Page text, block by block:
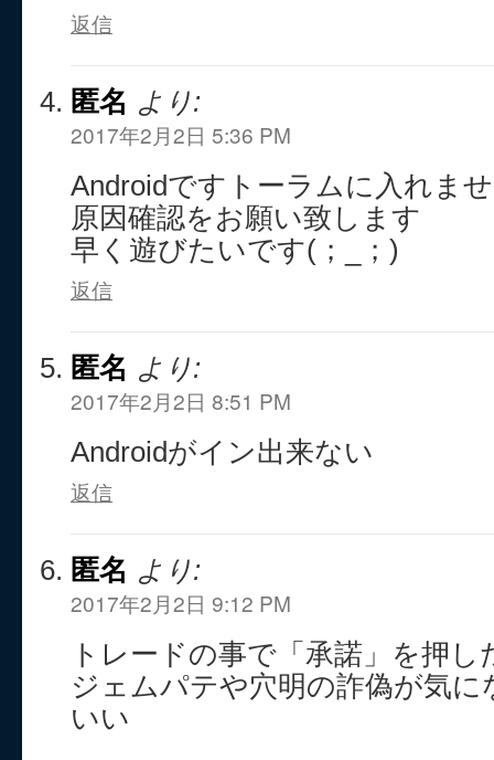
返信
匿名 より:
2017年2月2日 5:36 PM
Androidですトーラムに入れま
原因確認をお願い致します
早く遊びたいです(；_；)
返信
匿名 より:
2017年2月2日 8:51 PM
Androidがイン出来ない
返信
匿名 より:
2017年2月2日 9:12 PM
トレードの事で「承諾」を押
ジェムパテや穴明の詐偽が気
いい